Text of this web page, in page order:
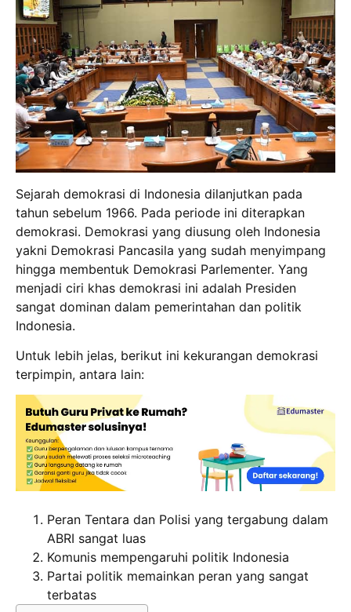
Sejarah demokrasi di Indonesia dilanjutkan pada
tahun sebelum 1966. Pada periode ini diterapkan
demokrasi. Demokrasi yang diusung oleh Indonesia
yakni Demokrasi Pancasila yang sudah menyimpang
hingga membentuk Demokrasi Parlementer. Yang
menjadi ciri khas demokrasi ini adalah Presiden
sangat dominan dalam pemerintahan dan politik
Indonesia.
Untuk lebih jelas, berikut ini kekurangan demokrasi
terpimpin, antara lain:
Peran Tentara dan Polisi yang tergabung dalam
ABRI sangat luas
Komunis mempengaruhi politik Indonesia
Partai politik memainkan peran yang sangat
terbatas